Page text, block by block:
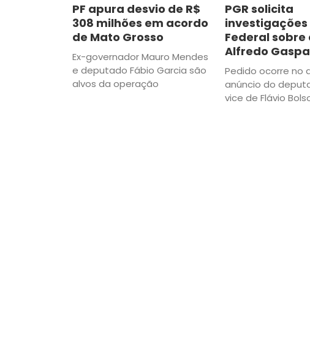
PF apura desvio de R$
308 milhões em acordo
de Mato Grosso
Ex-governador Mauro Mendes
e deputado Fábio Garcia são
alvos da operação
PGR solicita
investigações
Federal sobre
Alfredo
Pedido ocorre no
anúncio do
vice de Flávio